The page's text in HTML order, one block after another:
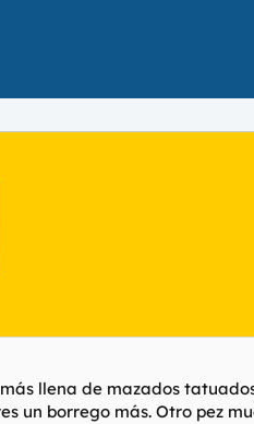
llena de mazados
un borrego más. Otro pez